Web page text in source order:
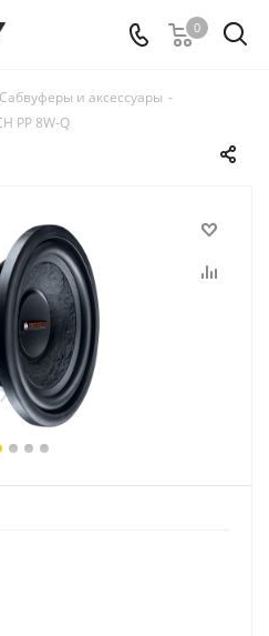
0
Сабвуферы и аксессуары -
PP 8W-Q